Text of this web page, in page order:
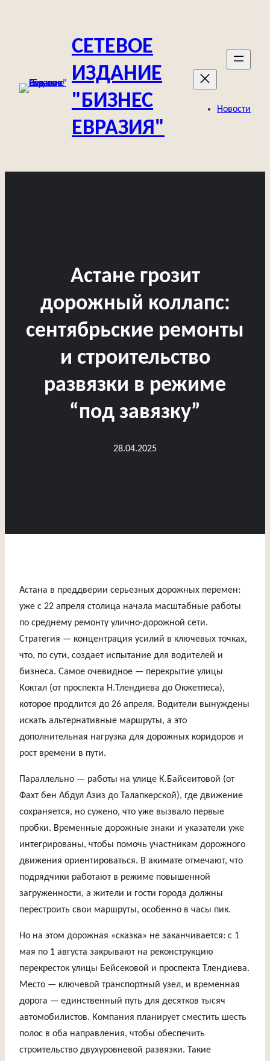
СЕТЕВОЕ
ИЗДАНИЕ
"БИЗНЕС
ЕВРАЗИЯ"
Новости
Астане грозит
дорожный коллапс:
сентябрьские ремонты
и строительство
развязки в режиме
“под завязку”
28.04.2025
Астана в преддверии серьезных дорожных перемен:
уже с 22 апреля столица начала масштабные работы
по среднему ремонту улично-дорожной сети.
Стратегия — концентрация усилий в ключевых точках,
что, по сути, создает испытание для водителей и
бизнеса. Самое очевидное — перекрытие улицы
Коктал (от проспекта Н.Тлендиева до Окжетпеса),
которое продлится до 26 апреля. Водители вынуждены
искать альтернативные маршруты, а это
дополнительная нагрузка для дорожных коридоров и
рост времени в пути.
Параллельно — работы на улице К.Байсеитовой (от
Фахт бен Абдул Азиз до Талапкерской), где движение
сохраняется, но сужено, что уже вызвало первые
пробки. Временные дорожные знаки и указатели уже
интегрированы, чтобы помочь участникам дорожного
движения ориентироваться. В акимате отмечают, что
подрядчики работают в режиме повышенной
загруженности, а жители и гости города должны
перестроить свои маршруты, особенно в часы пик.
Но на этом дорожная «сказка» не заканчивается: с 1
мая по 1 августа закрывают на реконструкцию
перекресток улицы Бейсековой и проспекта Тлендиева.
Место — ключевой транспортный узел, и временная
дорога — единственный путь для десятков тысяч
автомобилистов. Компания планирует сместить шесть
полос в оба направления, чтобы обеспечить
строительство двухуровневой развязки. Такие